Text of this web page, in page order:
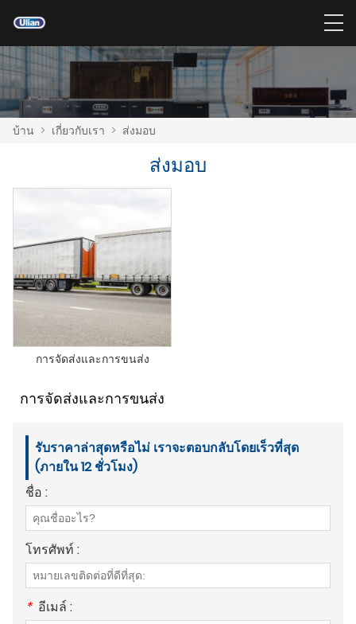
บ้าน > เกี่ยวกับเรา > ส่งมอบ
ส่งมอบ
การจัดส่งและการขนส่ง
การจัดส่งและการขนส่ง
รับราคาล่าสุดหรือไม่ เราจะตอบกลับโดยเร็วที่สุด
(ภายใน 12 ชั่วโมง)
ชื่อ :
โทรศัพท์ :
* อีเมล์ :